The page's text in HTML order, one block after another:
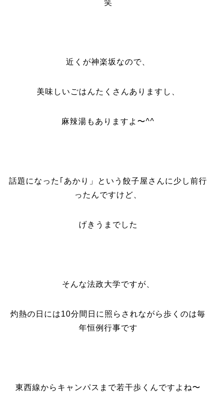
笑
近くが神楽坂なので、
美味しいごはんたくさんありますし、
麻辣湯もありますよ〜^^
話題になった｢あかり」という餃子屋さんに少し前行
ったんですけど、
げきうまでした
そんな法政大学ですが、
灼熱の日には10分間日に照らされながら歩くのは毎
年恒例行事です
東西線からキャンパスまで若干歩くんですよね〜